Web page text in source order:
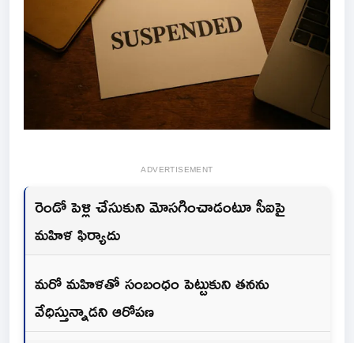
ADVERTISEMENT
రెండో పెళ్లి చేసుకుని మోసగించాడంటూ సీఐపై
మహిళ ఫిర్యాదు
మరో మహిళతో సంబంధం పెట్టుకుని తనను
వేధిస్తున్నాడని ఆరోపణ